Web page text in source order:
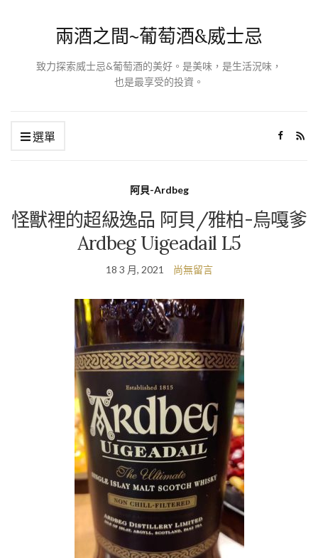
兩酒之間~葡萄酒&威士忌
致力探索威士忌&葡萄酒的美好。是美味，是生活況味，
也是最享受的投資。
選單
阿貝-Ardbeg
怪獸裡的超級逸品 阿貝/雅柏-烏嘎爹
Ardbeg Uigeadail L5
18 3 月, 2021 尚無留言